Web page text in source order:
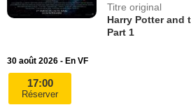
Titre original
Harry Potter and
Part 1
30 août 2026 - En VF
17:00
Réserver